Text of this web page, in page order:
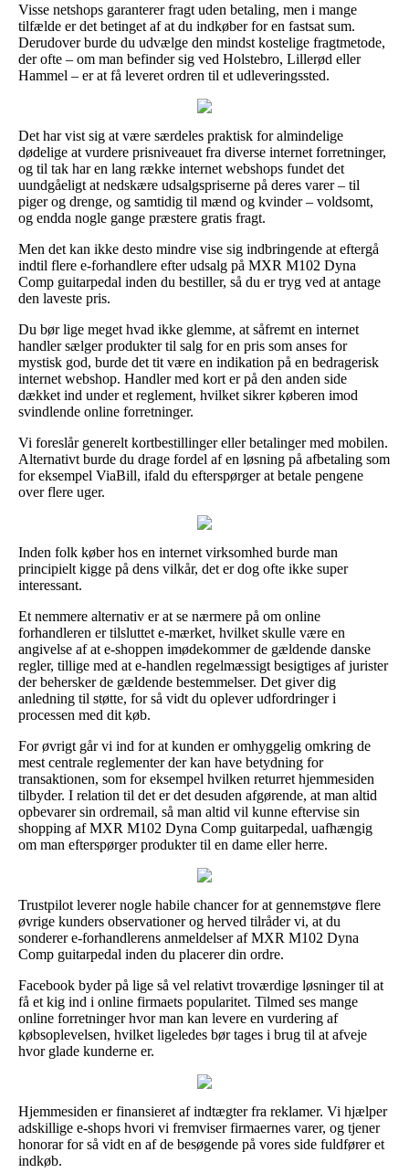
Visse netshops garanterer fragt uden betaling, men i mange
tilfælde er det betinget af at du indkøber for en fastsat sum.
Derudover burde du udvælge den mindst kostelige fragtmetode,
der ofte – om man befinder sig ved Holstebro, Lillerød eller
Hammel – er at få leveret ordren til et udleveringssted.
Det har vist sig at være særdeles praktisk for almindelige
dødelige at vurdere prisniveauet fra diverse internet forretninger,
og til tak har en lang række internet webshops fundet det
uundgåeligt at nedskære udsalgspriserne på deres varer – til
piger og drenge, og samtidig til mænd og kvinder – voldsomt,
og endda nogle gange præstere gratis fragt.
Men det kan ikke desto mindre vise sig indbringende at eftergå
indtil flere e-forhandlere efter udsalg på MXR M102 Dyna
Comp guitarpedal inden du bestiller, så du er tryg ved at antage
den laveste pris.
Du bør lige meget hvad ikke glemme, at såfremt en internet
handler sælger produkter til salg for en pris som anses for
mystisk god, burde det tit være en indikation på en bedragerisk
internet webshop. Handler med kort er på den anden side
dækket ind under et reglement, hvilket sikrer køberen imod
svindlende online forretninger.
Vi foreslår generelt kortbestillinger eller betalinger med mobilen.
Alternativt burde du drage fordel af en løsning på afbetaling som
for eksempel ViaBill, ifald du efterspørger at betale pengene
over flere uger.
Inden folk køber hos en internet virksomhed burde man
principielt kigge på dens vilkår, det er dog ofte ikke super
interessant.
Et nemmere alternativ er at se nærmere på om online
forhandleren er tilsluttet e-mærket, hvilket skulle være en
angivelse af at e-shoppen imødekommer de gældende danske
regler, tillige med at e-handlen regelmæssigt besigtiges af jurister
der behersker de gældende bestemmelser. Det giver dig
anledning til støtte, for så vidt du oplever udfordringer i
processen med dit køb.
For øvrigt går vi ind for at kunden er omhyggelig omkring de
mest centrale reglementer der kan have betydning for
transaktionen, som for eksempel hvilken returret hjemmesiden
tilbyder. I relation til det er det desuden afgørende, at man altid
opbevarer sin ordremail, så man altid vil kunne eftervise sin
shopping af MXR M102 Dyna Comp guitarpedal, uafhængig
om man efterspørger produkter til en dame eller herre.
Trustpilot leverer nogle habile chancer for at gennemstøve flere
øvrige kunders observationer og herved tilråder vi, at du
sonderer e-forhandlerens anmeldelser af MXR M102 Dyna
Comp guitarpedal inden du placerer din ordre.
Facebook byder på lige så vel relativt troværdige løsninger til at
få et kig ind i online firmaets popularitet. Tilmed ses mange
online forretninger hvor man kan levere en vurdering af
købsoplevelsen, hvilket ligeledes bør tages i brug til at afveje
hvor glade kunderne er.
Hjemmesiden er finansieret af indtægter fra reklamer. Vi hjælper
adskillige e-shops hvori vi fremviser firmaernes varer, og tjener
honorar for så vidt en af de besøgende på vores side fuldfører et
indkøb.